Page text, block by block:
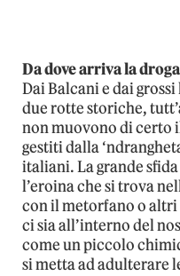
Da dove arriva la
Dai Balcani e dai
due rotte storiche,
non muovono di certo
gestiti dalla
italiani. La grande
l’eroina che si trova
con il metorfano o
ci sia all’interno del
come un piccolo
si metta ad adulterare